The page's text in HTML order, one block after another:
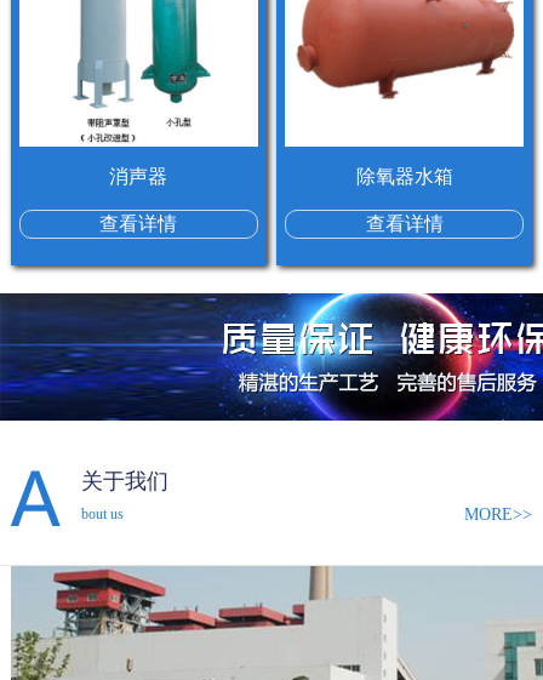
消声器
查看详情
除氧器水箱
查看详情
关于我们
bout us MORE>>